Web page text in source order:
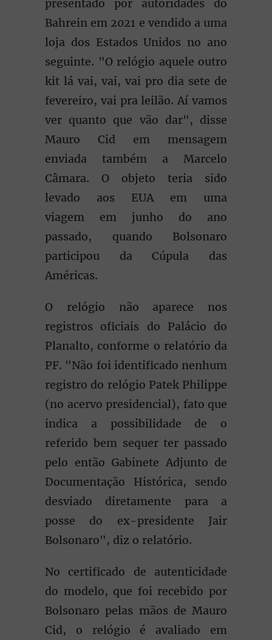
presentado por autoridades do
Bahrein em 2021 e vendido a uma
loja dos Estados Unidos no ano
seguinte. "O relógio aquele outro
kit lá vai, vai, vai pro dia sete de
fevereiro, vai pra leilão. Aí vamos
ver quanto que vão dar", disse
Mauro Cid em mensagem
enviada também a Marcelo
Câmara. O objeto teria sido
levado aos EUA em uma
viagem em junho do ano
passado, quando Bolsonaro
participou da Cúpula das
Américas.
O relógio não aparece nos
registros oficiais do Palácio do
Planalto, conforme o relatório da
PF. "Não foi identificado nenhum
registro do relógio Patek Philippe
(no acervo presidencial), fato que
indica a possibilidade de o
referido bem sequer ter passado
pelo então Gabinete Adjunto de
Documentação Histórica, sendo
desviado diretamente para a
posse do ex-presidente Jair
Bolsonaro", diz o relatório.
No certificado de autenticidade
do modelo, que foi recebido por
Bolsonaro pelas mãos de Mauro
Cid, o relógio é avaliado em